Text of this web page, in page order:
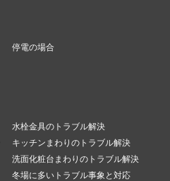
停電の場合
水栓金具のトラブル解決
キッチンまわりのトラブル解決
洗面化粧台まわりのトラブル解決
冬場に多いトラブル事象と対応